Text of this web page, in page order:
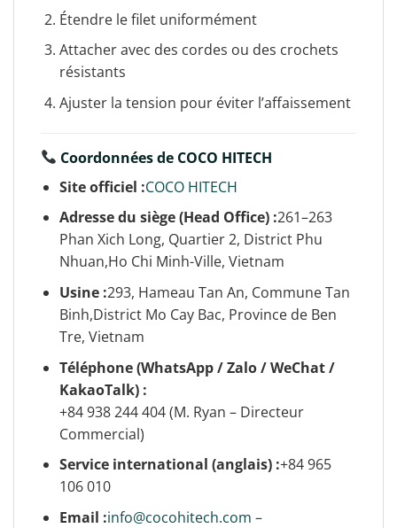
Étendre le filet uniformément
Attacher avec des cordes ou des crochets
résistants
Ajuster la tension pour éviter l’affaissement
Coordonnées de COCO HITECH
Site officiel :COCO HITECH
Adresse du siège (Head Office) :261–263
Phan Xich Long, Quartier 2, District Phu
Nhuan,Ho Chi Minh-Ville, Vietnam
Usine :293, Hameau Tan An, Commune Tan
Binh,District Mo Cay Bac, Province de Ben
Tre, Vietnam
Téléphone (WhatsApp / Zalo / WeChat /
KakaoTalk) :
+84 938 244 404 (M. Ryan – Directeur
Commercial)
Service international (anglais) :+84 965
106 010
Email :info@cocohitech.com –